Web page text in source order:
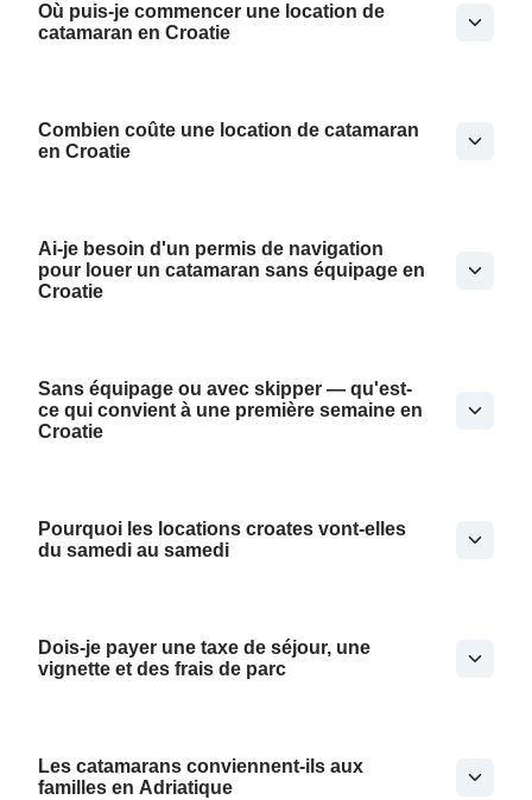
Où puis-je commencer une location de
catamaran en Croatie
Combien coûte une location de catamaran
en Croatie
Ai-je besoin d'un permis de navigation
pour louer un catamaran sans équipage en
Croatie
Sans équipage ou avec skipper — qu'est-
ce qui convient à une première semaine en
Croatie
Pourquoi les locations croates vont-elles
du samedi au samedi
Dois-je payer une taxe de séjour, une
vignette et des frais de parc
Les catamarans conviennent-ils aux
familles en Adriatique